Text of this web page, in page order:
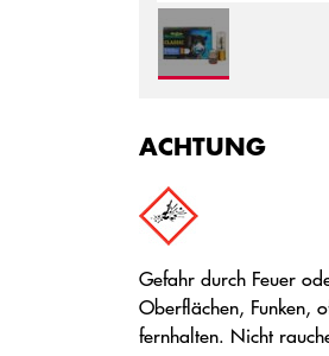
ACHTUNG
Gefahr durch Feuer
Oberflächen, Funken,
fernhalten. Nicht